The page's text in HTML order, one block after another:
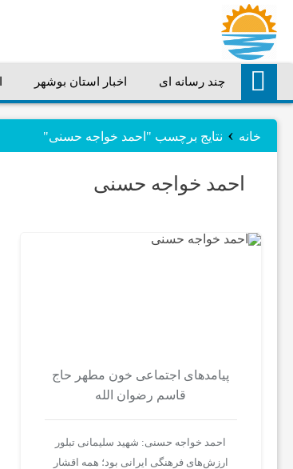
رسانه
اخبار
چند رسانه ای اخبار استان بوشهر
خانه › نتایج برچسب "احمد خواجه حسنی"
احمد خواجه حسنی
پیامدهای اجتماعی خون مطهر حاج
قاسم رضوان الله
احمد خواجه حسنی: شهید سلیمانی تبلور
ارزش‌های فرهنگی ایرانی بود؛ همه اقشار